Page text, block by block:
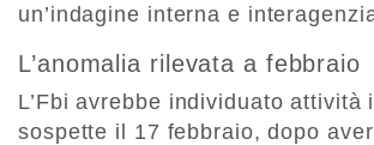
un’indagine interna e
L’anomalia rilevata a febbraio
L’Fbi avrebbe individuato attività
sospette il 17 febbraio, dopo